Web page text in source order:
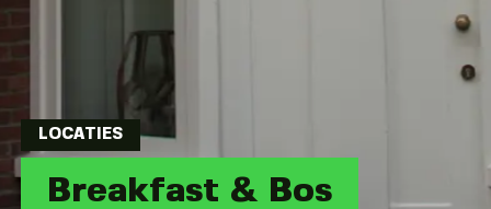
LOCATIES
Breakfast & Bos